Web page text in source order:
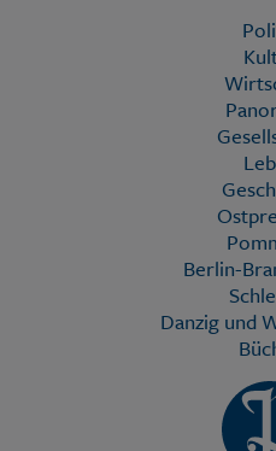
Berlin-
Danzig und